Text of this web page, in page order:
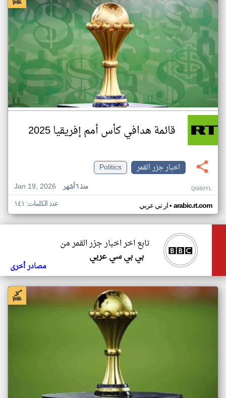
قائمة هدافي كأس أمم إفريقيا 2025
اخبار جزر القمر
Politics
Jan 19, 2026
منذ ٦ أشهر QG60YL
ار تي عربي• arabic.rt.com عدد الكلمات: ١٤١
تابع اخر اخبار جزر القمر من
بي بي سي عربي
مصادر أخرى